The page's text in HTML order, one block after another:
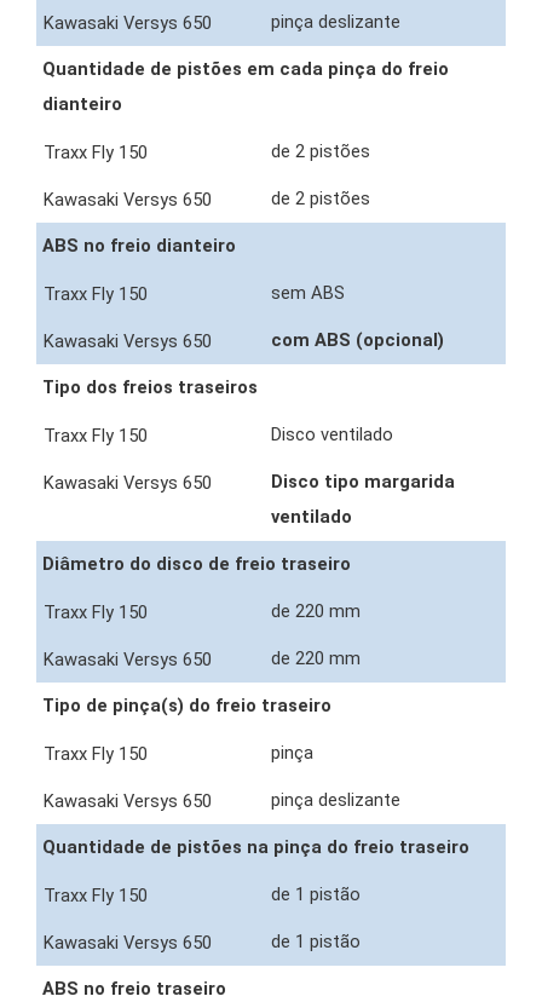
pinça deslizante
Quantidade de pistões em cada pinça do freio
dianteiro
de 2 pistões
de 2 pistões
ABS no freio dianteiro
sem ABS
com ABS (opcional)
Tipo dos freios traseiros
Disco ventilado
Disco tipo margarida
ventilado
Diâmetro do disco de freio traseiro
de 220 mm
de 220 mm
Tipo de pinça(s) do freio traseiro
pinça
pinça deslizante
Quantidade de pistões na pinça do freio traseiro
de 1 pistão
de 1 pistão
ABS no freio traseiro